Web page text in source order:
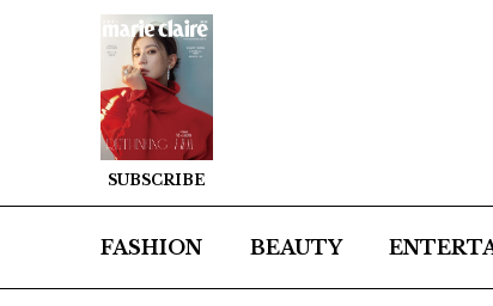
SUBSCRIBE
FASHION BEAUTY